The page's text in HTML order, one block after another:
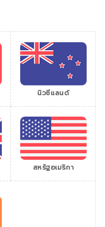
นิวซีแลนด์
สหรัฐอเมริกา